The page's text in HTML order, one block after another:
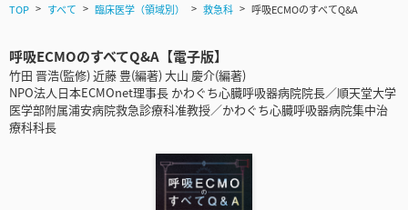
TOP すべて 臨床医学（領域別） 救急科 呼吸ECMOのすべてQ&A
呼吸ECMOのすべてQ&A【電子版】
竹田 晋浩(監修) 近藤 豊(編著) 大山 慶介(編著)
NPO法人日本ECMOnet理事長 かわぐち心臓呼吸器病院院長／順天堂大学
医学部附属浦安病院救急診療科准教授／かわぐち心臓呼吸器病院集中治
療科科長